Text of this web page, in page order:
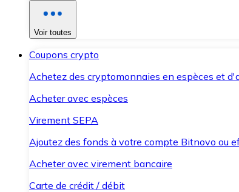
Voir toutes
Coupons crypto
Achetez des cryptomonnaies en espèces et
Acheter avec espèces
Virement SEPA
Ajoutez des fonds à votre compte Bitnovo ou
Acheter avec virement bancaire
Carte de crédit / débit